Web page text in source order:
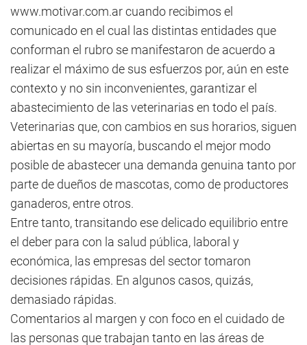
www.motivar.com.ar cuando recibimos el
comunicado en el cual las distintas entidades que
conforman el rubro se manifestaron de acuerdo a
realizar el máximo de sus esfuerzos por, aún en este
contexto y no sin inconvenientes, garantizar el
abastecimiento de las veterinarias en todo el país.
Veterinarias que, con cambios en sus horarios, siguen
abiertas en su mayoría, buscando el mejor modo
posible de abastecer una demanda genuina tanto por
parte de dueños de mascotas, como de productores
ganaderos, entre otros.
Entre tanto, transitando ese delicado equilibrio entre
el deber para con la salud pública, laboral y
económica, las empresas del sector tomaron
decisiones rápidas. En algunos casos, quizás,
demasiado rápidas.
Comentarios al margen y con foco en el cuidado de
las personas que trabajan tanto en las áreas de